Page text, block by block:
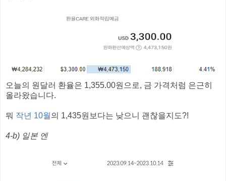
오늘의 원달러 환율은 1,355.00원으로, 금 가격처럼 은근히
올라왔습니다.
뭐 작년 10월의 1,435원보다는 낮으니 괜찮을지도?!
4-b) 일본 엔